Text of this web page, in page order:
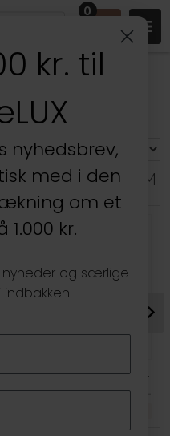
0
120-130 cm
CM
120-130 CM
House Doctor Tæppe. Mara, nude. 85x130 cm
659,-
kr. til
nyhedsbrev,
med i den
om et
kr.
nyheder og særlige